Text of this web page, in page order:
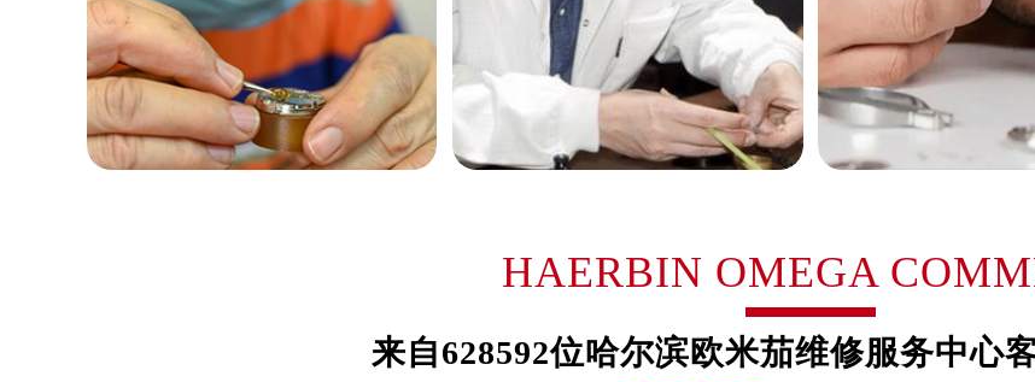
黑龙江省伊春市伊美区通河路欧米茄售后服务中心（需提前预约）
吉林省白城市洮北区明仁南街欧米茄售后服务中心（需提前预约）
吉林省白山市浑江区浑江大街欧米茄售后服务中心（需提前预约）
吉林省吉林市船营区河南街欧米茄售后服务中心（需提前预约）
吉林省辽源市龙山区人民大街欧米茄售后服务中心（需提前预约）
吉林省松原市宁江区五环大街欧米茄售后服务中心（需提前预约）
吉林省通化市东昌区环通乡江南大街欧米茄售后服务中心（需提前预约）
辽宁省鞍山市铁东区站前街欧米茄售后服务中心（需提前预约）
约翰·维尔逊
是哈尔滨欧米茄维修服务中心
(哈尔滨欧米茄维修保养中心)
詹姆士·布朗
资深欧米茄制表师
是哈尔滨欧米茄维修
(哈尔滨欧米茄维修保
HAERBIN OMEGA
来自628592位哈尔滨欧米茄维修服务中心